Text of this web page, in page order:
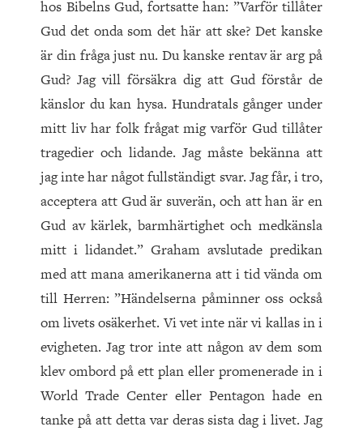
hos Bibelns Gud, fortsatte han: ”Varför tillåter
Gud det onda som det här att ske? Det kanske
är din fråga just nu. Du kanske rentav är arg på
Gud? Jag vill försäkra dig att Gud förstår de
känslor du kan hysa. Hundratals gånger under
mitt liv har folk frågat mig varför Gud tillåter
tragedier och lidande. Jag måste bekänna att
jag inte har något fullständigt svar. Jag får, i tro,
acceptera att Gud är suverän, och att han är en
Gud av kärlek, barmhärtighet och medkänsla
mitt i lidandet.” Graham avslutade predikan
med att mana amerikanerna att i tid vända om
till Herren: ”Händelserna påminner oss också
om livets osäkerhet. Vi vet inte när vi kallas in i
evigheten. Jag tror inte att någon av dem som
klev ombord på ett plan eller promenerade in i
World Trade Center eller Pentagon hade en
tanke på att detta var deras sista dag i livet. Jag